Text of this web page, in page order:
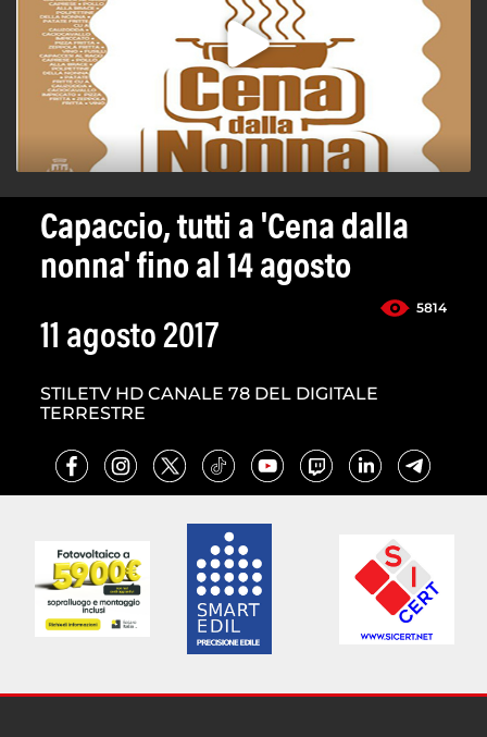
Capaccio, tutti a 'Cena dalla
nonna' fino al 14 agosto
5814
11 agosto 2017
STILETV HD CANALE 78 DEL DIGITALE
TERRESTRE